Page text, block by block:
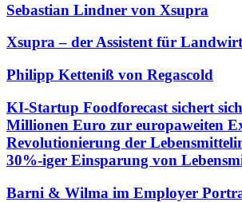
Sebastian Lindner von Xsupra
Xsupra – der Assistent für
Philipp Ketteniß von Regascold
KI-Startup Foodforecast sichert
Millionen Euro zur europaweiten
Revolutionierung der
30%-iger Einsparung von
Barni & Wilma im Employer